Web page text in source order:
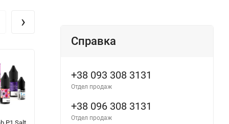
›
Справка
+38 093 308 3131
Отдел продаж
+38 096 308 3131
Отдел продаж